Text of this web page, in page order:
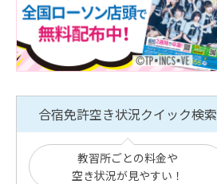
合宿免許空き状況クイック検索
教習所ごとの料金や
空き状況が見やすい！